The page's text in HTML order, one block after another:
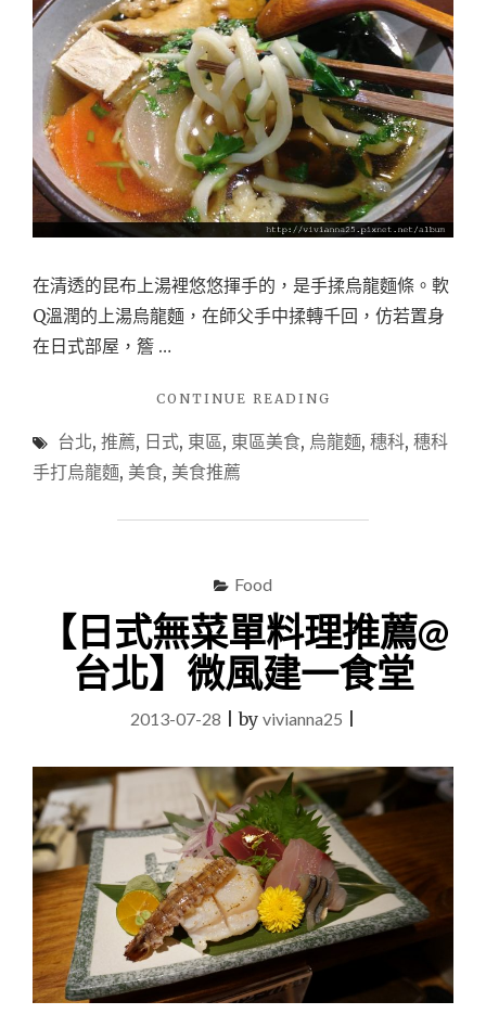
在清透的昆布上湯裡悠悠揮手的，是手揉烏龍麵條。軟
Q溫潤的上湯烏龍麵，在師父手中揉轉千回，仿若置身
在日式部屋，簷 …
CONTINUE READING
烏
忠
孝
敦
化】
穗
龍
麵"
台北, 推薦, 日式, 東區, 東區美食, 烏龍麵, 穗科, 穗科
手打烏龍麵, 美食, 美食推薦
Food
【日式無菜單料理推薦@
台北】微風建一食堂
2013-07-28 |by vivianna25